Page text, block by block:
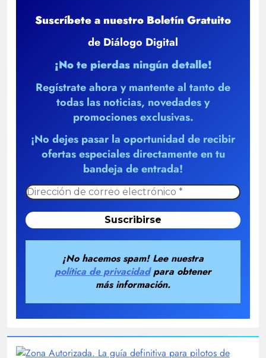
Suscríbete a nuestro Boletín Gratuito
de Diálogo Digital
¡No te pierdas ningún detalle!
Regístrate ahora y mantente al tanto de
todas las noticias, novedades y
promociones exclusivas.
¡No dejes pasar la oportunidad de recibir
ofertas especiales directamente en tu
bandeja de entrada!
¡No hacemos spam! Lee nuestra
política de privacidadpara obtener
más información.